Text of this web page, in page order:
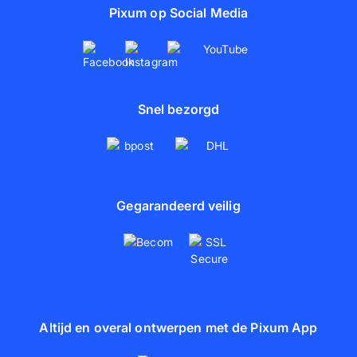
Pixum op Social Media
Snel bezorgd
Gegarandeerd veilig
Altijd en overal ontwerpen met de Pixum App